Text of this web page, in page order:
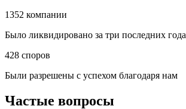
1352 компании
Было ликвидировано за три последних года
428 споров
Были разрешены с успехом благодаря нам
Частые вопросы